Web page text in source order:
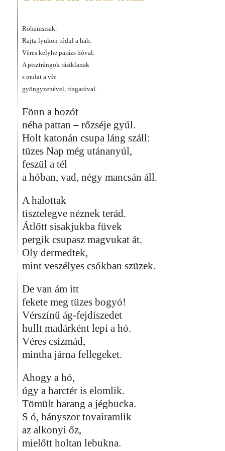
Rohamsisak.
Rajta lyukon tódul a hab.
Véres kelyhe parázs hóval.
A pisztrángok rásiklanak
s mulat a víz
gyöngyzenével, ringatóval.
Fönn a bozót
néha pattan – rőzséje gyúl.
Holt katonán csupa láng száll:
tüzes Nap még utánanyúl,
feszül a tél
a hóban, vad, négy mancsán áll.
A halottak
tisztelegve néznek terád.
Átlőtt sisakjukba füvek
pergik csupasz magvukat át.
Oly dermedtek,
mint veszélyes csókban szüzek.
De van ám itt
fekete meg tüzes bogyó!
Vérszínű ág-fejdíszedet
hullt madárként lepi a hó.
Véres csizmád,
mintha járna fellegeket.
Ahogy a hó,
úgy a harctér is elomlik.
Tömült harang a jégbucka.
S ó, hányszor tovairamlik
az alkonyi őz,
mielőtt holtan lebukna.